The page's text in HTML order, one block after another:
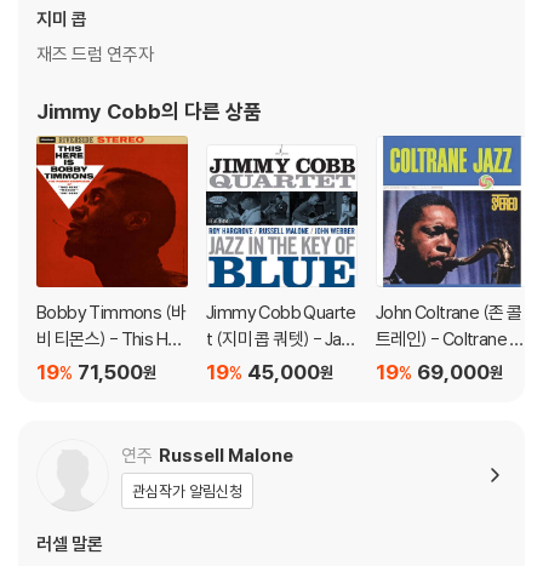
지미 콥
재즈 드럼 연주자
Jimmy Cobb의 다른 상품
Bobby Timmons (바
비 티몬스) - This Her
e Is Bobby Timmon
71,500원
19%
Jimmy Cobb Quarte
t (지미 콥 쿼텟) - Jaz
z In The Key Of Blue
45,000원
19%
John Coltrane (존 콜
트레인) - Coltrane Ja
zz [SACD Hybrid]
69,000원
19%
연주 Russell Malone
관심작가 알림신청
러셀 말론